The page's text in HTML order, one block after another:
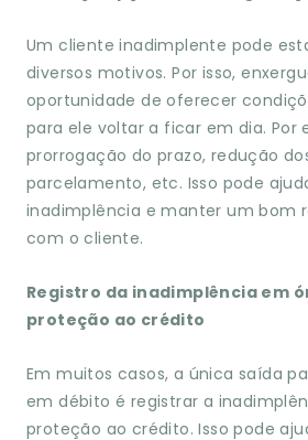
Um cliente inadimplente pode
diversos motivos. Por isso,
oportunidade de oferecer
para ele voltar a ficar em dia. Por
prorrogação do prazo, redução
parcelamento, etc. Isso pode
inadimplência e manter um bom
com o cliente.
Registro da inadimplência em
proteção ao crédito
Em muitos casos, a única saída
em débito é registrar a
proteção ao crédito. Isso pode